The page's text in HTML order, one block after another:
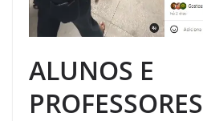
ALUNOS E
PROFESSORES